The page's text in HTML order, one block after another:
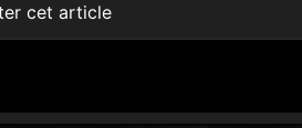
cet article